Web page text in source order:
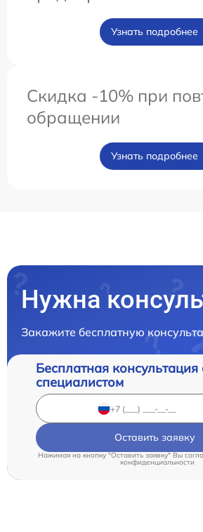
Узнать подробнее
Скидка -10% при
обращении
Узнать подробнее
Нужна
Закажите бесплатную
Бесплатная консультация
специалистом
Оставить заявку
Нажимая на кнопку "Оставить заявку" Вы
конфиденциальности